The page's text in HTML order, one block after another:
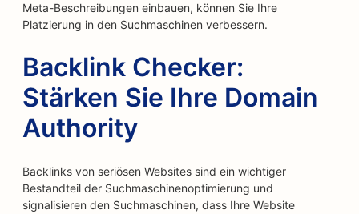
Meta-Beschreibungen einbauen, können Sie Ihre
Platzierung in den Suchmaschinen verbessern.
Backlink Checker:
Stärken Sie Ihre Domain
Authority
Backlinks von seriösen Websites sind ein wichtiger
Bestandteil der Suchmaschinenoptimierung und
signalisieren den Suchmaschinen, dass Ihre Website